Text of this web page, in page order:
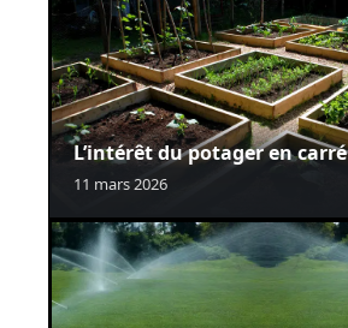
L’intérêt du potager en carré
11 mars 2026